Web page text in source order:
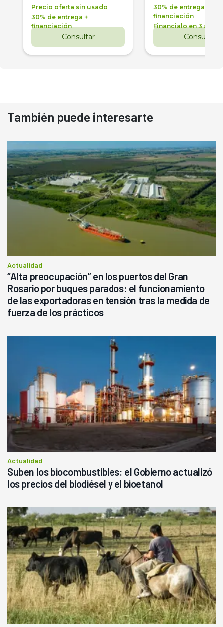
Precio oferta sin usado
30% de entrega +
financiación
Consultar
30% de entrega +
financiación
Financialo en 3 años
Consultar
También puede interesarte
Actualidad
“Alta preocupación” en los puertos del Gran
Rosario por buques parados: el funcionamiento
de las exportadoras en tensión tras la medida de
fuerza de los prácticos
Actualidad
Suben los biocombustibles: el Gobierno actualizó
los precios del biodiésel y el bioetanol